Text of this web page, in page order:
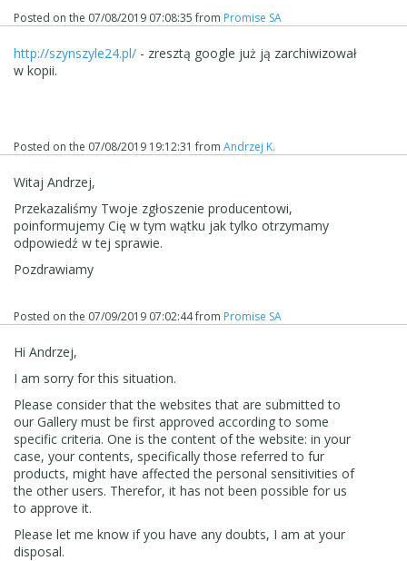
Posted on the 07/08/2019 07:08:35from Promise SA
http://szynszyle24.pl/ - zresztą google już ją zarchiwizował
w kopii.
Posted on the 07/08/2019 19:12:31 from Andrzej K.
Witaj Andrzej,
Przekazaliśmy Twoje zgłoszenie producentowi,
poinformujemy Cię w tym wątku jak tylko otrzymamy
odpowiedź w tej sprawie.
Pozdrawiamy
Posted on the 07/09/2019 07:02:44from Promise SA
Hi Andrzej,
I am sorry for this situation.
Please consider that the websites that are submitted to
our Gallery must be first approved according to some
specific criteria. One is the content of the website: in your
case, your contents, specifically those referred to fur
products, might have affected the personal sensitivities of
the other users. Therefor, it has not been possible for us
to approve it.
Please let me know if you have any doubts, I am at your
disposal.